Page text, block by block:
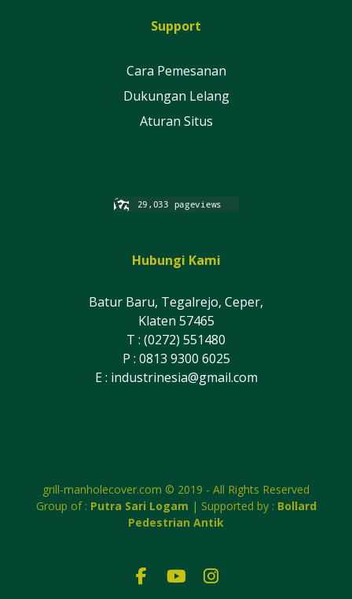
Support
Cara Pemesanan
Dukungan Lelang
Aturan Situs
Hubungi Kami
Batur Baru, Tegalrejo, Ceper,
Klaten 57465
T : (0272) 551480
P : 0813 9300 6025
E : industrinesia@gmail.com
grill-manholecover.com © 2019 - All Rights Reserved
Group of : Putra Sari Logam | Supported by : Bollard
Pedestrian Antik